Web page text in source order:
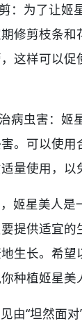
：为了让姬
修剪枝条和
这样可以促
病虫害：姬
。可以使用
量使用，以
姬星美人是
提供适宜的
生长。希望
种植姬星美
由“坦然面